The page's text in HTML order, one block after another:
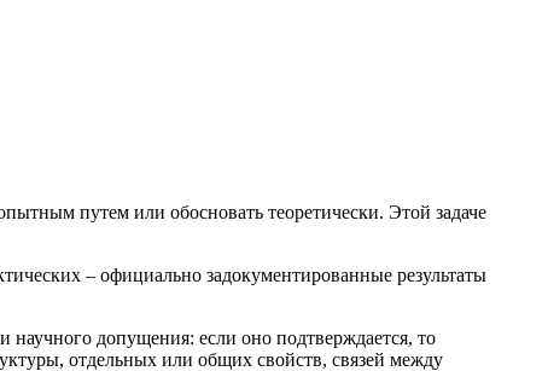
путем или обосновать теоретически. Этой задаче
– официально задокументированные результаты
научного допущения: если оно подтверждается, то
отдельных или общих свойств, связей между